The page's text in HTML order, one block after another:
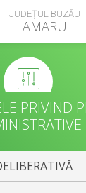
JUDEȚUL BUZĂU
AMARU
PRIVIND